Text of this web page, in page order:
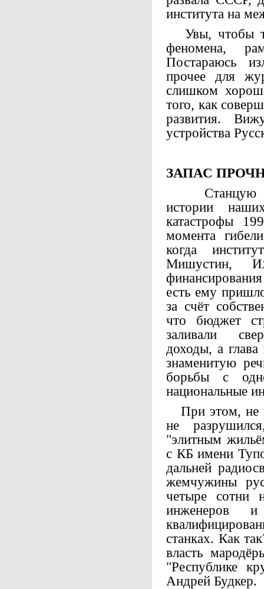
института на
Увы, чтобы
феномена,
Постараюсь
прочее для
слишком
того, как
развития.
устройства
ЗАПАС
Станцую от
истории
катастрофы
момента
когда
Мишустин,
есть ему
за счёт
что бюджет
заливали
доходы, а
знаменитую
борьбы с
национальные
При этом, не
не
"элитным
с КБ имени
дальней
жемчужины
четыре сотни
инженеров
станках. Как
власть
"Республике
Андрей Будкер.